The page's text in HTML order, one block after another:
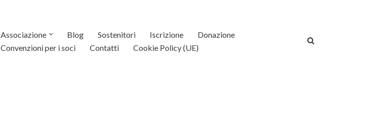
Associazione Blog Sostenitori Iscrizione
Donazione
Convenzioni per i soci
Contatti Cookie Policy (UE)